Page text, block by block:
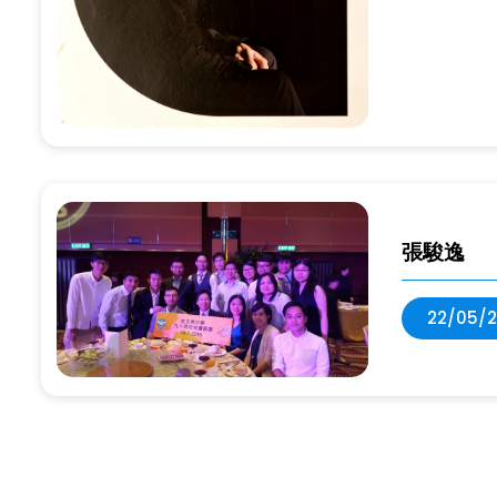
張駿逸
22/05/